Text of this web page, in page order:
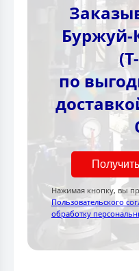
по
Нажимая кнопку, вы
Пользовательского
обработку